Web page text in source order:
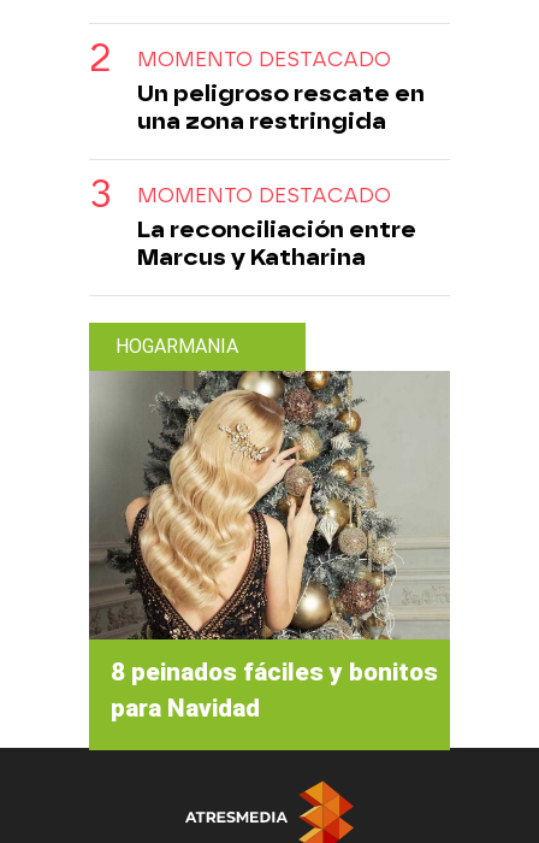
MOMENTO DESTACADO
Un peligroso rescate en
una zona restringida
MOMENTO DESTACADO
La reconciliación entre
Marcus y Katharina
HOGARMANIA
8 peinados fáciles y bonitos
para Navidad